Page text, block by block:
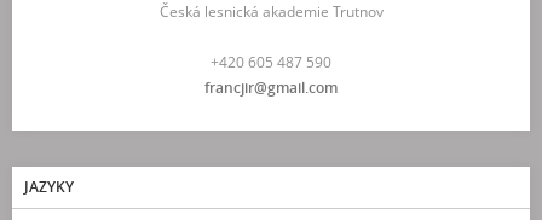
Česká lesnická akademie Trutnov
+420 605 487 590
francjir@gmail.com
JAZYKY